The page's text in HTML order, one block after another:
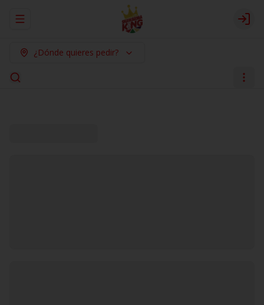
Abrir menu de navegación Login
¿Dónde quieres pedir?